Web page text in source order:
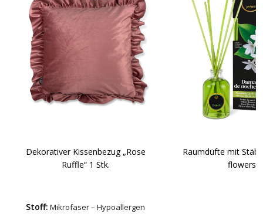
Dekorativer Kissenbezug „Rose
Ruffle“ 1 Stk.
Stoff: Mikrofaser – Hypoallergen
Raumdüfte mit
flowers“